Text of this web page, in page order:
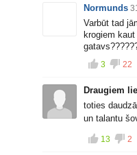
Normunds
Varbūt tad
krogiem
3 22
Draugiem
toties
un talantu
13 2